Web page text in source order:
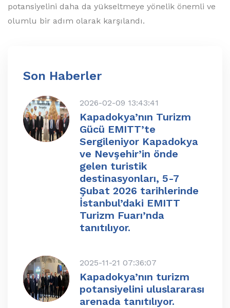
potansiyelini daha da yükseltmeye yönelik önemli ve
olumlu bir adım olarak karşılandı.
Son Haberler
2026-02-09 13:43:41
Kapadokya’nın Turizm
Gücü EMITT’te
Sergileniyor Kapadokya
ve Nevşehir’in önde
gelen turistik
destinasyonları, 5-7
Şubat 2026 tarihlerinde
İstanbul’daki EMITT
Turizm Fuarı’nda
tanıtılıyor.
2025-11-21 07:36:07
Kapadokya’nın turizm
potansiyelini uluslararası
arenada tanıtılıyor.